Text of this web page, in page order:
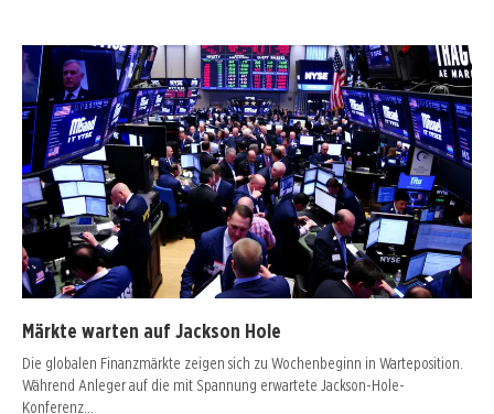
Märkte warten auf Jackson Hole
Die globalen Finanzmärkte zeigen sich zu Wochenbeginn in Warteposition.
Während Anleger auf die mit Spannung erwartete Jackson-Hole-
Konferenz…